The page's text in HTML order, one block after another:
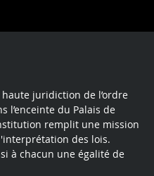
LinkedInInstagram
juridiction de l’ordre
l’enceinte du Palais de
remplit une mission
des lois.
à chacun une égalité de